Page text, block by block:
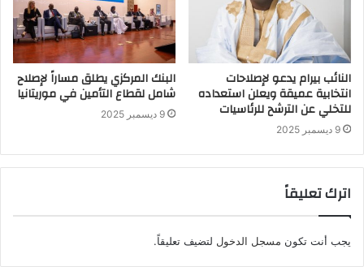
النائب بيرام يدعو لإصلاحات
انتخابية عميقة ويعلن استعداده
للتخلي عن الترشح للرئاسيات
9 ديسمبر 2025
البنك المركزي يطلق مساراً لإصلاح
شامل لقطاع التأمين في موريتانيا
9 ديسمبر 2025
اترك تعليقاً
يجب أنت تكون مسجل الدخول لتضيف تعليقاً.